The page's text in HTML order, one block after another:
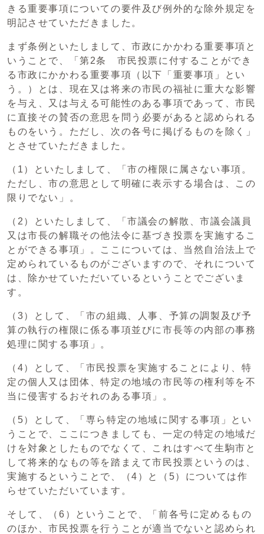
きる重要事項についての要件及び例外的な除外規定を
明記させていただきました。
まず条例といたしまして、市政にかかわる重要事項と
いうことで、「第2条 市民投票に付することができ
る市政にかかわる重要事項（以下「重要事項」とい
う。）とは、現在又は将来の市民の福祉に重大な影響
を与え、又は与える可能性のある事項であって、市民
に直接その賛否の意思を問う必要があると認められる
ものをいう。ただし、次の各号に掲げるものを除く」
とさせていただきました。
（1）といたしまして、「市の権限に属さない事項。
ただし、市の意思として明確に表示する場合は、この
限りでない」。
（2）といたしまして、「市議会の解散、市議会議員
又は市長の解職その他法令に基づき投票を実施するこ
とができる事項」。ここについては、当然自治法上で
定められているものがございますので、それについて
は、除かせていただいているということでございま
す。
（3）として、「市の組織、人事、予算の調製及び予
算の執行の権限に係る事項並びに市長等の内部の事務
処理に関する事項」。
（4）として、「市民投票を実施することにより、特
定の個人又は団体、特定の地域の市民等の権利等を不
当に侵害するおそれのある事項」。
（5）として、「専ら特定の地域に関する事項」とい
うことで、ここにつきましても、一定の特定の地域だ
けを対象としたものでなくて、これはすべて生駒市と
して将来的なもの等を踏まえて市民投票というのは、
実施するということで、（4）と（5）については作
らせていただいています。
そして、（6）ということで、「前各号に定めるもの
のほか、市民投票を行うことが適当でないと認められ